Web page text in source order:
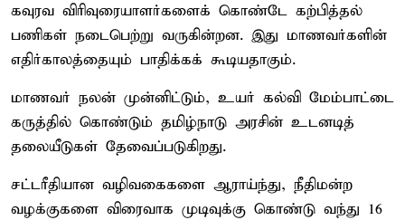
கவுரவ விரிவுரையாளர்களைக் கொண்டே கற்பித்தல்
பணிகள் நடைபெற்று வருகின்றன. இது மாணவர்களின்
எதிர்காலத்தையும் பாதிக்கக் கூடியதாகும்.
மாணவர் நலன் முன்னிட்டும், உயர் கல்வி மேம்பாட்டை
கருத்தில் கொண்டும் தமிழ்நாடு அரசின் உடனடித்
தலையீடுகள் தேவைப்படுகிறது.
சட்டரீதியான வழிவகைகளை ஆராய்ந்து, நீதிமன்ற
வழக்குகளை விரைவாக முடிவுக்கு கொண்டு வந்து 16